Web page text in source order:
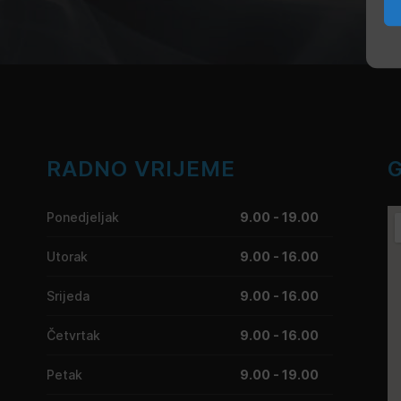
RADNO VRIJEME
Ponedjeljak 9.00 - 19.00
Utorak 9.00 - 16.00
Srijeda 9.00 - 16.00
Četvrtak 9.00 - 16.00
Petak 9.00 - 19.00